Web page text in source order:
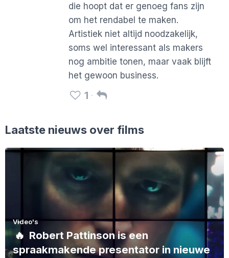
die hoopt dat er genoeg fans zijn
om het rendabel te maken.
Artistiek niet altijd noodzakelijk,
soms wel interessant als makers
nog ambitie tonen, maar vaak blijft
het gewoon business.
1
Laatste nieuws over films
Video's
🔥 Robert Pattinson is een
spraakmakende presentator in nieuwe